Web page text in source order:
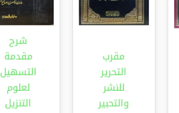
مقرب
التحرير
للنشر
والتحبير
شرح
مقدمة
التسهيل
لعلوم
التنزيل